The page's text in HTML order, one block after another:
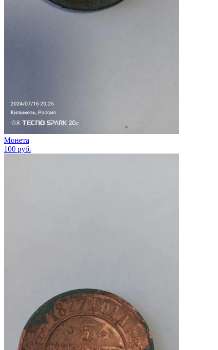
Монета
100 руб.